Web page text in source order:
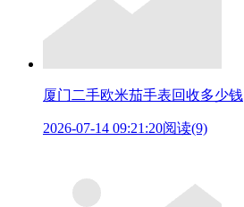
厦门二手欧米茄手表回收多少钱
2026-07-14 09:21:20阅读(9)